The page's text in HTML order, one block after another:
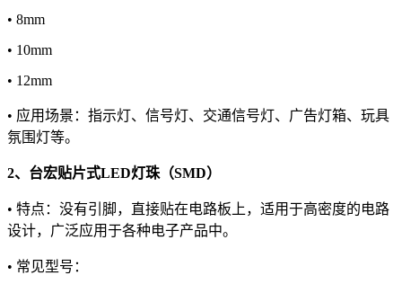
• 8mm
• 10mm
• 12mm
• 应用场景：指示灯、信号灯、交通信号灯、广告灯箱、玩具
氛围灯等。
2、台宏贴片式LED灯珠（SMD）
• 特点：没有引脚，直接贴在电路板上，适用于高密度的电路
设计，广泛应用于各种电子产品中。
• 常见型号：